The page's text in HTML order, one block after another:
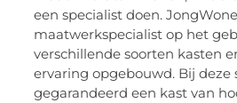
een specialist doen.
maatwerkspecialist op het
verschillende soorten kasten
ervaring opgebouwd. Bij deze
gegarandeerd een kast van